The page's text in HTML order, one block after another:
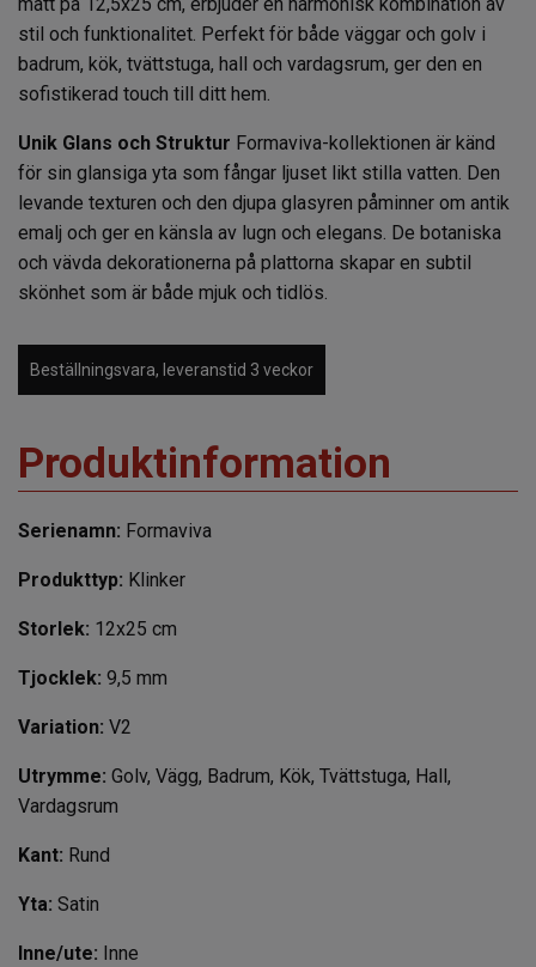
stil och funktionalitet. Perfekt för både väggar och golv i
badrum, kök, tvättstuga, hall och vardagsrum, ger den en
sofistikerad touch till ditt hem.
Unik Glans och Struktur Formaviva-kollektionen är känd
för sin glansiga yta som fångar ljuset likt stilla vatten. Den
levande texturen och den djupa glasyren påminner om antik
emalj och ger en känsla av lugn och elegans. De botaniska
och vävda dekorationerna på plattorna skapar en subtil
skönhet som är både mjuk och tidlös.
Beställningsvara, leveranstid 3 veckor
Produktinformation
Serienamn: Formaviva
Produkttyp: Klinker
Storlek: 12x25 cm
Tjocklek: 9,5 mm
Variation: V2
Utrymme: Golv, Vägg, Badrum, Kök, Tvättstuga, Hall,
Vardagsrum
Kant: Rund
Yta: Satin
Inne/ute: Inne